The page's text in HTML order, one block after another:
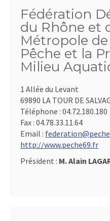
Fédération
du Rhône et
Métropole
Pêche et la
Milieu
1 Allée du Levant
69890 LA TOUR DE
Téléphone : 04.72.180.180
Fax : 04.78.33.11.64
Email :
http://www.peche69.fr
Président : M. Alain